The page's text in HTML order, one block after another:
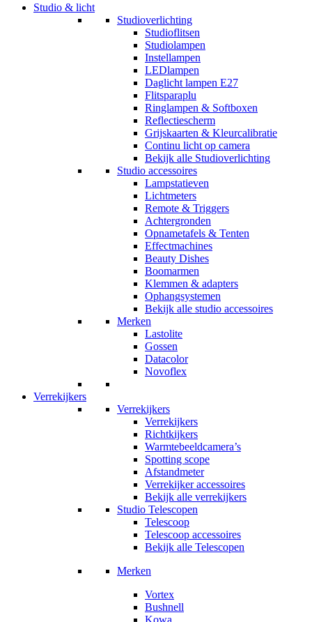
Studio & licht
Studioverlichting
Studioflitsen
Studiolampen
Instellampen
LEDlampen
Daglicht lampen E27
Flitsparaplu
Ringlampen & Softboxen
Reflectiescherm
Grijskaarten & Kleurcalibratie
Continu licht op camera
Bekijk alle Studioverlichting
Studio accessoires
Lampstatieven
Lichtmeters
Remote & Triggers
Achtergronden
Opnametafels & Tenten
Effectmachines
Beauty Dishes
Boomarmen
Klemmen & adapters
Ophangsystemen
Bekijk alle studio accessoires
Merken
Lastolite
Gossen
Datacolor
Novoflex
Verrekijkers
Verrekijkers
Verrekijkers
Richtkijkers
Warmtebeeldcamera’s
Spotting scope
Afstandmeter
Verrekijker accessoires
Bekijk alle verrekijkers
Studio Telescopen
Telescoop
Telescoop accessoires
Bekijk alle Telescopen
Merken
Vortex
Bushnell
Kowa